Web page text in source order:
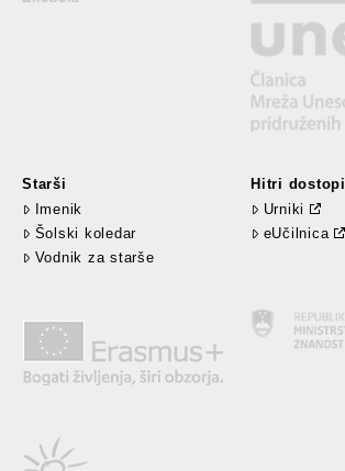
Starši
Imenik
Šolski koledar
Vodnik za starše
Hitri dostopi
Urniki
eUčilnica